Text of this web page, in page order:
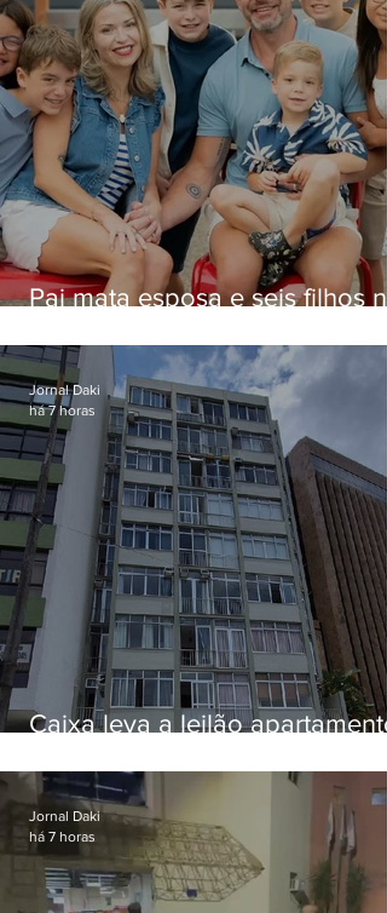
Pai mata esposa e seis filhos
Caixa leva a leilão apartamento
Botafogo
Jornal Daki
há 7 horas
Jornal Daki
há 7 horas